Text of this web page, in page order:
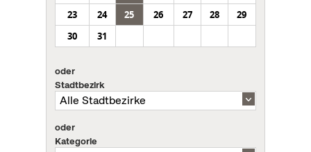
23
24 25 26 27 28
29
30
31
oder
Stadtbezirk
oder
Kategorie